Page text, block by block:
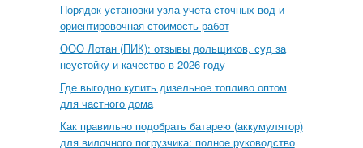
Порядок установки узла учета сточных вод и
ориентировочная стоимость работ
ООО Лотан (ПИК): отзывы дольщиков, суд за
неустойку и качество в 2026 году
Где выгодно купить дизельное топливо оптом
для частного дома
Как правильно подобрать батарею (аккумулятор)
для вилочного погрузчика: полное руководство